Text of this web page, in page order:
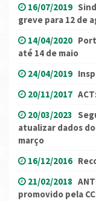
16/07/2019
greve para 12 de
14/04/2020
até 14 de maio
24/04/2019
20/11/2017
20/03/2023
atualizar dados
março
16/12/2016
21/02/2018
promovido pela